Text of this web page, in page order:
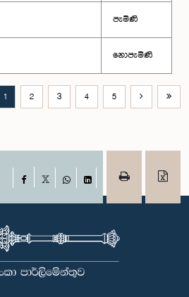
පැමිණි
නොපැමිණි
1 2 3 4 5
Facebook
WhatsAppLinkedIn